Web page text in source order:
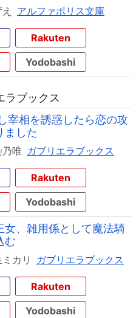
アルファポリス文庫
Rakuten
Yodobashi
ラブックス
宰相を誘惑したら恋の攻
ました
乃唯 ガブリエラブックス
Rakuten
Yodobashi
女、雑用係として魔法騎
む
カリ ガブリエラブックス
Rakuten
Yodobashi